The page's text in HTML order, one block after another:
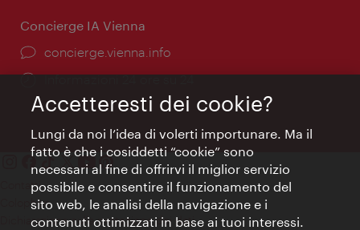
Concierge IA Vienna
Ort:
concierge.vienna.info
Öffnungszeiten:
Informazioni 24 ore su 24
Contatti
Colophon
Dichiarazione sulla protezione dei dati
Accetteresti dei cookie?
Lungi da noi l’idea di volerti importunare. Ma il
fatto è che i cosiddetti “cookie” sono
necessari al fine di offrirvi il miglior servizio
possibile e consentire il funzionamento del
sito web, le analisi della navigazione e i
contenuti ottimizzati in base ai tuoi interessi.